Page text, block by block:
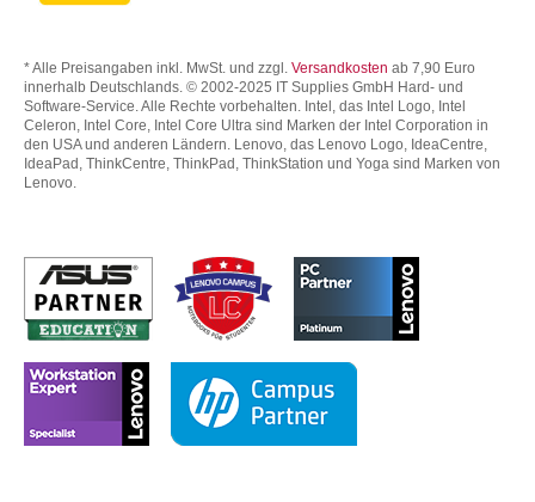
* Alle Preisangaben inkl. MwSt. und zzgl. Versandkosten ab 7,90 Euro
innerhalb Deutschlands. © 2002-2025 IT Supplies GmbH Hard- und
Software-Service. Alle Rechte vorbehalten. Intel, das Intel Logo, Intel
Celeron, Intel Core, Intel Core Ultra sind Marken der Intel Corporation in
den USA und anderen Ländern. Lenovo, das Lenovo Logo, IdeaCentre,
IdeaPad, ThinkCentre, ThinkPad, ThinkStation und Yoga sind Marken von
Lenovo.